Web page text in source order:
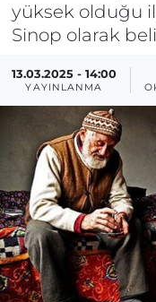
yüksek olduğu
Sinop olarak
13.03.2025 - 14:00
YAYINLANMA